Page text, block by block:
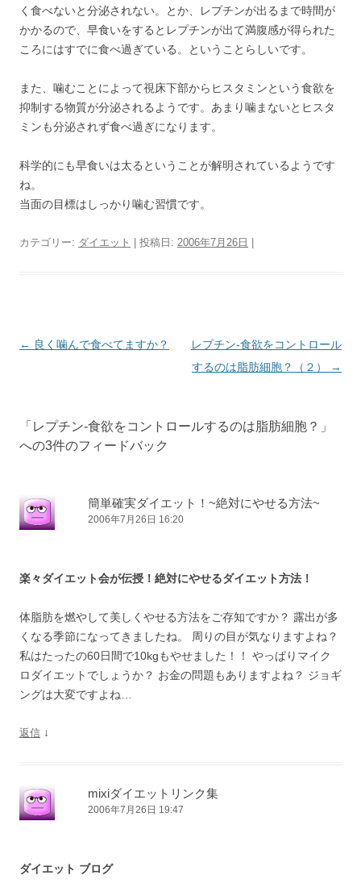
く食べないと分泌されない。とか、レプチンが出るまで時間が
かかるので、早食いをするとレプチンが出て満腹感が得られた
ころにはすでに食べ過ぎている。ということらしいです。
また、噛むことによって視床下部からヒスタミンという食欲を
抑制する物質が分泌されるようです。あまり噛まないとヒスタ
ミンも分泌されず食べ過ぎになります。
科学的にも早食いは太るということが解明されているようです
ね。
当面の目標はしっかり噛む習慣です。
カテゴリー: ダイエット | 投稿日: 2006年7月26日
投
ョ
ン
← 良く噛んで食べてますか？
レプチン-食欲をコントロール
するのは脂肪細胞？（２）
→
「 レプチン-食欲をコントロールするのは脂肪細胞？ 」
への3件のフィードバック
簡単確実ダイエット！~絶対にやせる方法~
2006年7月26日 16:20
楽々ダイエット会が伝授！絶対にやせるダイエット方法！
体脂肪を燃やして美しくやせる方法をご存知ですか？ 露出が多
くなる季節になってきましたね。 周りの目が気なりますよね？
私はたったの60日間で10kgもやせました！！ やっぱりマイク
ロダイエットでしょうか？ お金の問題もありますよね？ ジョギ
ングは大変ですよね…
返信 ↓
mixiダイエットリンク集
2006年7月26日 19:47
ダイエット ブログ